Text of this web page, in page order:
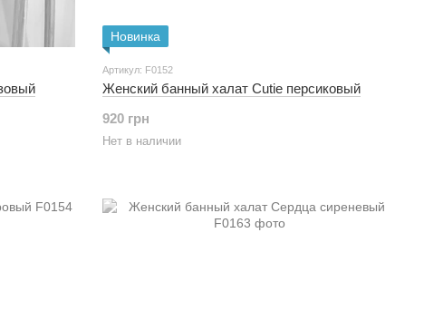
Новинка
Артикул: F0152
Женский банный халат Cutie персиковый
920 грн
Нет в наличии